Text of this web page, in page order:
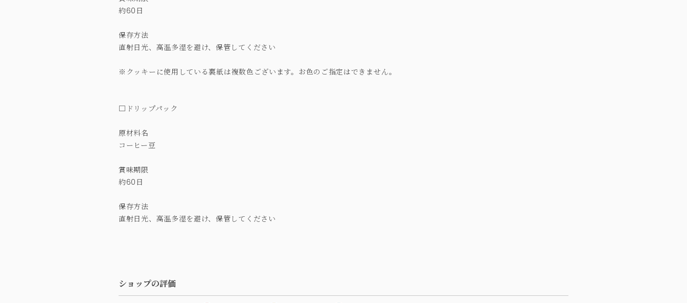
約60日
保存方法
直射日光、高温多湿を避け、保管してください
※クッキーに使用している裏紙は複数色ございます。お色のご指定はできません。
□ドリップパック
原材料名
コーヒー豆
賞味期限
約60日
保存方法
直射日光、高温多湿を避け、保管してください
ショップの評価